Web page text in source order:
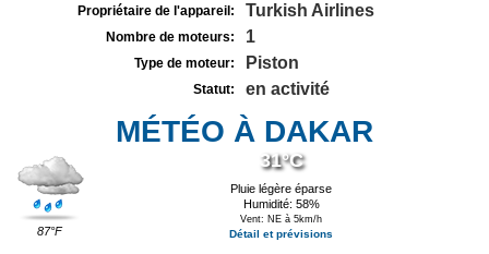
Propriétaire de l'appareil: Turkish Airlines
Nombre de moteurs: 1
Type de moteur: Piston
Statut: en activité
MÉTÉO À DAKAR
87°F
31°C
Pluie légère éparse
Humidité: 58%
Vent: NE à 5km/h
Détail et prévisions